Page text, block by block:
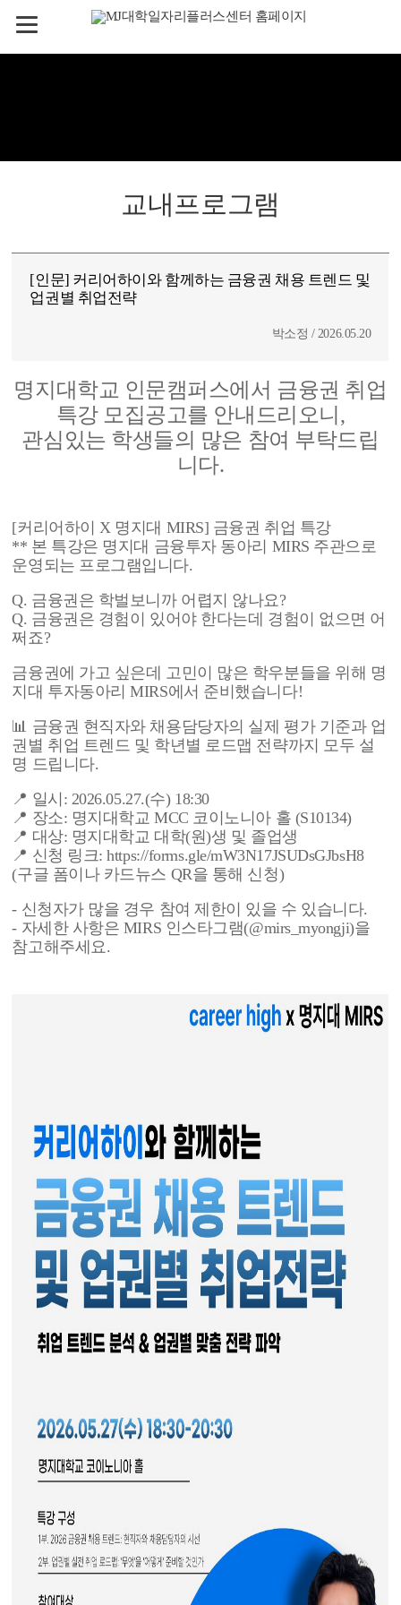
교내프로그램
[인문] 커리어하이와 함께하는 금융권 채용 트렌드 및
업권별 취업전략
박소정 / 2026.05.20
명지대학교 인문캠퍼스에서 금융권 취업
특강 모집공고를 안내드리오니,
관심있는 학생들의 많은 참여 부탁드립
니다.
[커리어하이 X 명지대 MIRS] 금융권 취업 특강
** 본 특강은 명지대 금융투자 동아리 MIRS 주관으로
운영되는 프로그램입니다.
Q. 금융권은 학벌보니까 어렵지 않나요?
Q. 금융권은 경험이 있어야 한다는데 경험이 없으면 어
쩌죠?
금융권에 가고 싶은데 고민이 많은 학우분들을 위해 명
지대 투자동아리 MIRS에서 준비했습니다!
📊 금융권 현직자와 채용담당자의 실제 평가 기준과 업
권별 취업 트렌드 및 학년별 로드맵 전략까지 모두 설
명 드립니다.
📍 일시: 2026.05.27.(수) 18:30
📍 장소: 명지대학교 MCC 코이노니아 홀 (S10134)
📍 대상: 명지대학교 대학(원)생 및 졸업생
📍 신청 링크: https://forms.gle/mW3N17JSUDsGJbsH8
(구글 폼이나 카드뉴스 QR을 통해 신청)
- 신청자가 많을 경우 참여 제한이 있을 수 있습니다.
- 자세한 사항은 MIRS 인스타그램(@mirs_myongji)을
참고해주세요.